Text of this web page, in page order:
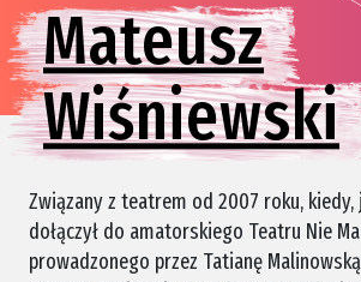
Mateusz
Wiśniewski
Związany z teatrem od 2007 roku,
dołączył do amatorskiego Teatru Nie
prowadzonego przez Tatianę